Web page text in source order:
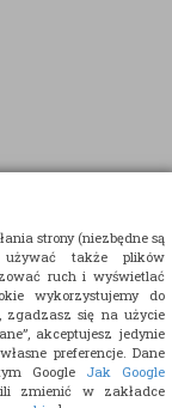
strony (niezbędne są
także plików
ruch i wyświetlać
wykorzystujemy do
zgadzasz się na użycie
akceptujesz jedynie
preferencje. Dane
Google Jak Google
zmienić w zakładce